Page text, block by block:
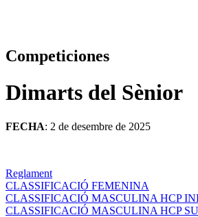
Competiciones
Dimarts del Sènior
FECHA: 2 de desembre de 2025
Reglament
CLASSIFICACIÓ FEMENINA
CLASSIFICACIÓ MASCULINA HCP
CLASSIFICACIÓ MASCULINA HCP